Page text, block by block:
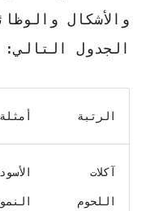
والأشكال
الجدول التالي:
الرتبة أمثلة
آكلات
اللحوم